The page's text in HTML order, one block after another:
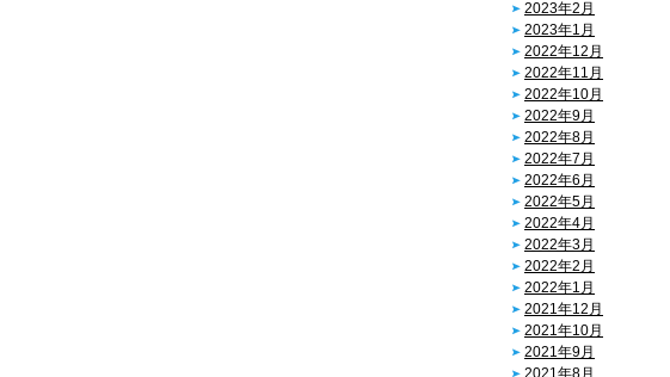
2023年2月
2023年1月
2022年12月
2022年11月
2022年10月
2022年9月
2022年8月
2022年7月
2022年6月
2022年5月
2022年4月
2022年3月
2022年2月
2022年1月
2021年12月
2021年10月
2021年9月
2021年8月